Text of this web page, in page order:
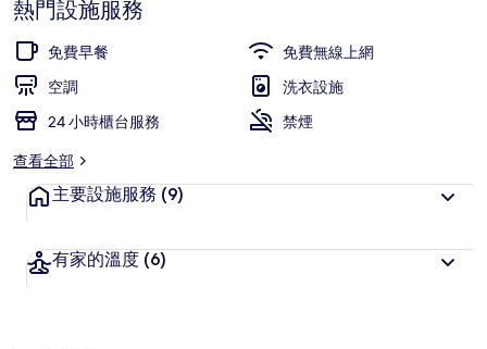
熱門設施服務
免費早餐
免費無線上網
空調
洗衣設施
24 小時櫃台服務
禁煙
查看全部
主要設施服務 (9)
有家的溫度 (6)